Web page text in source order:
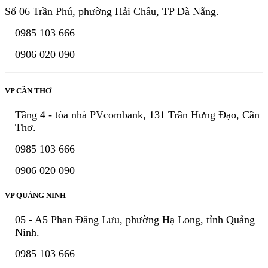
Số 06 Trần Phú, phường Hải Châu, TP Đà Nẵng.
0985 103 666
0906 020 090
VP CẦN THƠ
Tầng 4 - tòa nhà PVcombank, 131 Trần Hưng Đạo, Cần
Thơ.
0985 103 666
0906 020 090
VP QUẢNG NINH
05 - A5 Phan Đăng Lưu, phường Hạ Long, tỉnh Quảng
Ninh.
0985 103 666